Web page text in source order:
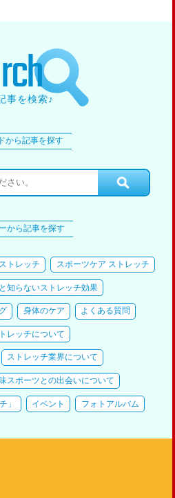
事を検索♪
から記事を探す
から記事を探す
トレッチ スポーツケア ストレッチ
知らないストレッチ効果
身体のケア よくある質問
レッチについて
ストレッチ業界について
スポーツとの出会いについて
」 イベント フォトアルバム